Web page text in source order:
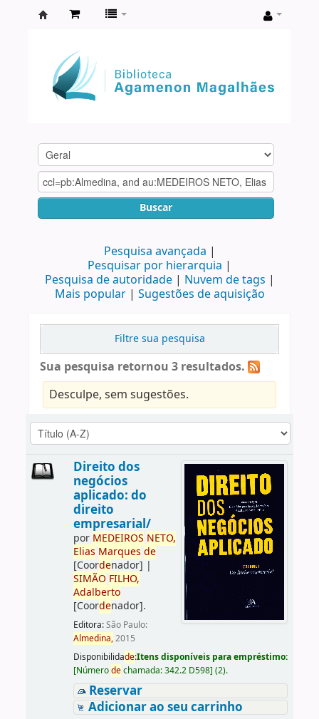
Agamenon
Magalhães
Buscar
Pesquisa avançada
Pesquisar por hierarquia
Pesquisa de autoridade
Nuvem de tags
Mais popular
Sugestões de aquisição
Filtre sua pesquisa
Sua pesquisa retornou 3 resultados.
Desculpe, sem sugestões.
Direito dos
negócios
aplicado: do
direito
empresarial/
por MEDEIROS NETO,
Elias Marques de
[Coordenador] |
SIMÃO FILHO,
Adalberto
[Coordenador].
Editora:São Paulo:
Almedina,2015
Disponibilidade:Itens disponíveis para empréstimo:
[Númerodechamada:342.2 D598] (2).
Reservar
Adicionar ao seu carrinho